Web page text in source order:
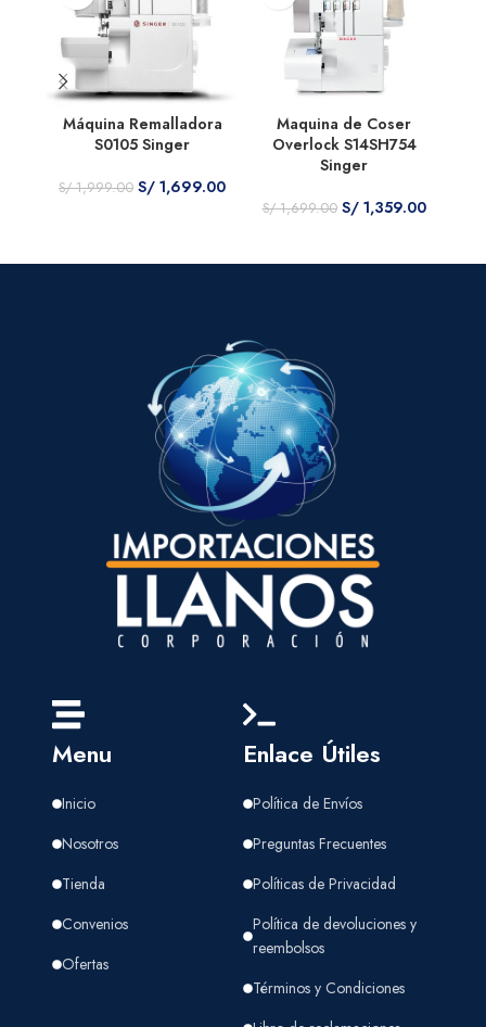
Máquina Remalladora
S0105 Singer
S/1,999.00 S/ 1,699.00
Maquina de Coser
Overlock S14SH754
Singer
S/1,699.00 S/1,359.00
Menu
Inicio
Nosotros
Tienda
Convenios
Ofertas
Enlace Útiles
Política de Envíos
Preguntas Frecuentes
Políticas de Privacidad
Política de devoluciones y
reembolsos
Términos y Condiciones